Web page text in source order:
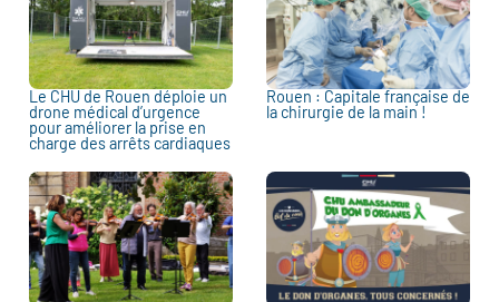
Le CHU de Rouen déploie un
drone médical d’urgence
pour améliorer la prise en
charge des arrêts cardiaques
Rouen : Capitale française de
la chirurgie de la main !